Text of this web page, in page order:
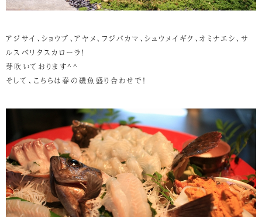
アジサイ、ショウブ、アヤメ、フジバカマ、シュウメイギク、オミナエシ、サ
ルスベリタスカローラ！
芽吹いております^^
そして、こちらは春の磯魚盛り合わせで！